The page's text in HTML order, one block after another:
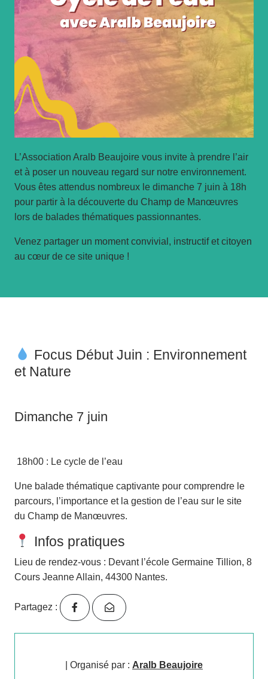
L’Association Aralb Beaujoire vous invite à prendre l’air
et à poser un nouveau regard sur notre environnement.
Vous êtes attendus nombreux le dimanche 7 juin à 18h
pour partir à la découverte du Champ de Manœuvres
lors de balades thématiques passionnantes.
Venez partager un moment convivial, instructif et citoyen
au cœur de ce site unique !
Focus Début Juin : Environnement
et Nature
Dimanche 7 juin
18h00 : Le cycle de l’eau
Une balade thématique captivante pour comprendre le
parcours, l’importance et la gestion de l’eau sur le site
du Champ de Manœuvres.
Infos pratiques
Lieu de rendez-vous : Devant l’école Germaine Tillion, 8
Cours Jeanne Allain, 44300 Nantes.
Partagez :
| Organisé par : Aralb Beaujoire